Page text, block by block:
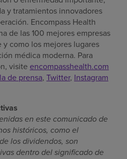
y tratamientos innovadores
Encompass Health
de las 100 mejores empresas
y como los mejores lugares
médica moderna. Para
visite encompasshealth.com
de prensa, Twitter, Instagram
en este comunicado de
históricos, como el
los dividendos, son
dentro del significado de